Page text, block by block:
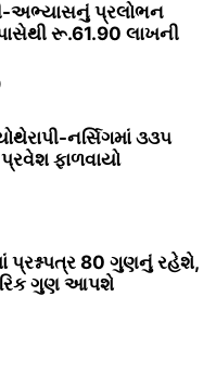
અભ્યાસનું પ્રલોભન
રૂ.61.90 લાખની
નર્સિગમાં ૩૩૫
ફાળવાયો
પ્રશ્નપત્ર 80 ગુણનું રહેશે,
ગુણ આપશે